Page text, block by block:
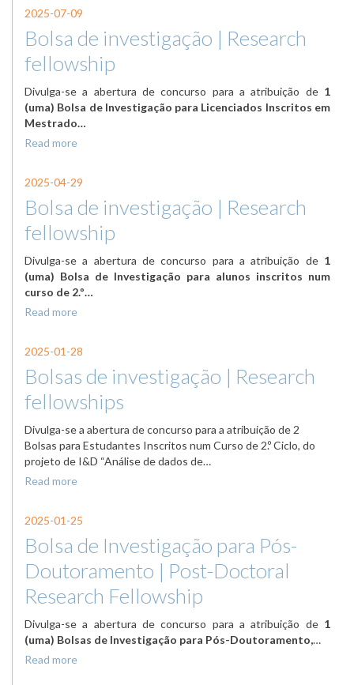
2025-07-09
Bolsa de investigação | Research
fellowship
Divulga-se a abertura de concurso para a atribuição de 1
(uma) Bolsa de Investigação para Licenciados Inscritos em
Mestrado…
Read more
2025-04-29
Bolsa de investigação | Research
fellowship
Divulga-se a abertura de concurso para a atribuição de 1
(uma) Bolsa de Investigação para alunos inscritos num
curso de 2.º…
Read more
2025-01-28
Bolsas de investigação | Research
fellowships
Divulga-se a abertura de concurso para a atribuição de 2
Bolsas para Estudantes Inscritos num Curso de 2.º Ciclo, do
projeto de I&D “Análise de dados de…
Read more
2025-01-25
Bolsa de Investigação para Pós-
Doutoramento | Post-Doctoral
Research Fellowship
Divulga-se a abertura de concurso para a atribuição de 1
(uma) Bolsas de Investigação para Pós-Doutoramento,…
Read more